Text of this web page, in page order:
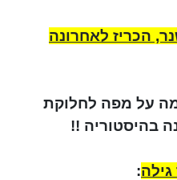
הכריז לאחרונה
על מפה לחלוקת
בהיסטוריה !!
: